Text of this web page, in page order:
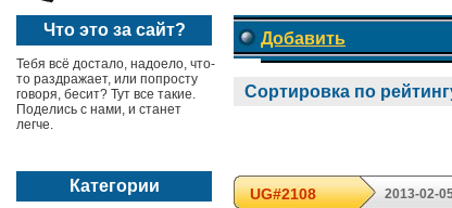
Что это за сайт?
Тебя всё достало, надоело, что-
то раздражает, или попросту
говоря, бесит? Тут все такие.
Поделись с нами, и станет
легче.
Категории
Добавить
Сортировка по
UG#2108 2013-02-